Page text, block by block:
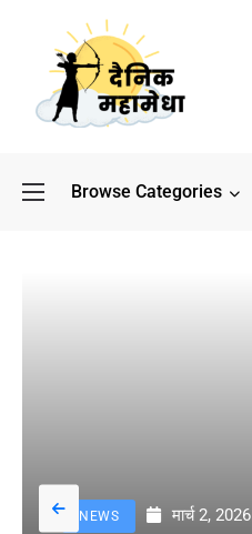
Browse Categories
NEWS मार्च 2, 2026